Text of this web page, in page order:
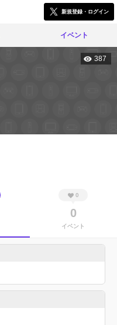
新規登録・ログイン
イベント
387
0
0
イベント